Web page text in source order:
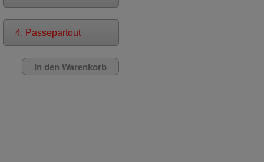
4. Passepartout